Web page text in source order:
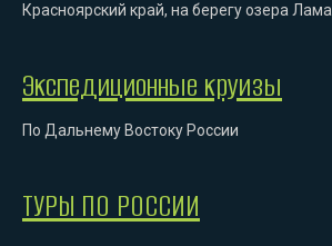
Красноярский край, на берегу озера Лама
Экспедиционные круизы
По Дальнему Востоку России
ТУРЫ ПО РОССИИ